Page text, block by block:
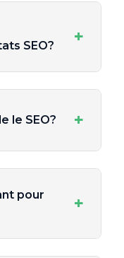
SEO?
+
le SEO? +
pour
+